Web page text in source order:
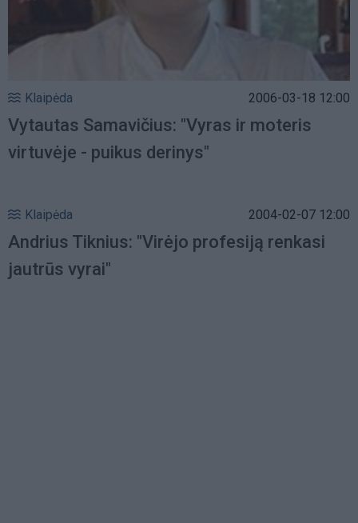
Klaipėda 2006-03-18 12:00
Vytautas Samavičius: "Vyras ir moteris
virtuvėje - puikus derinys"
Klaipėda 2004-02-07 12:00
Andrius Tiknius: "Virėjo profesiją renkasi
jautrūs vyrai"